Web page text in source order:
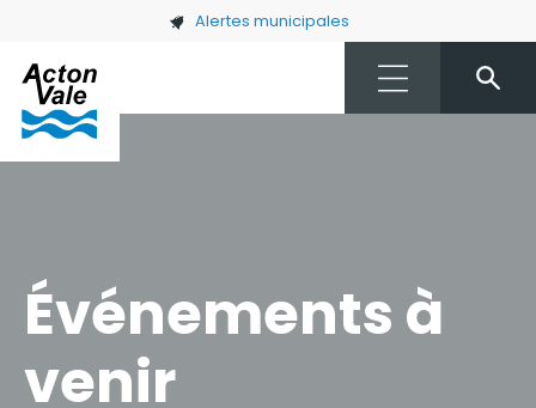
Skip to main content Alertes municipales
Événements à
venir